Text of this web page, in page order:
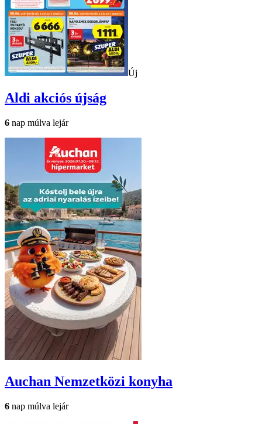
Új
Aldi akciós újság
6 nap múlva lejár
Auchan Nemzetközi konyha
6 nap múlva lejár